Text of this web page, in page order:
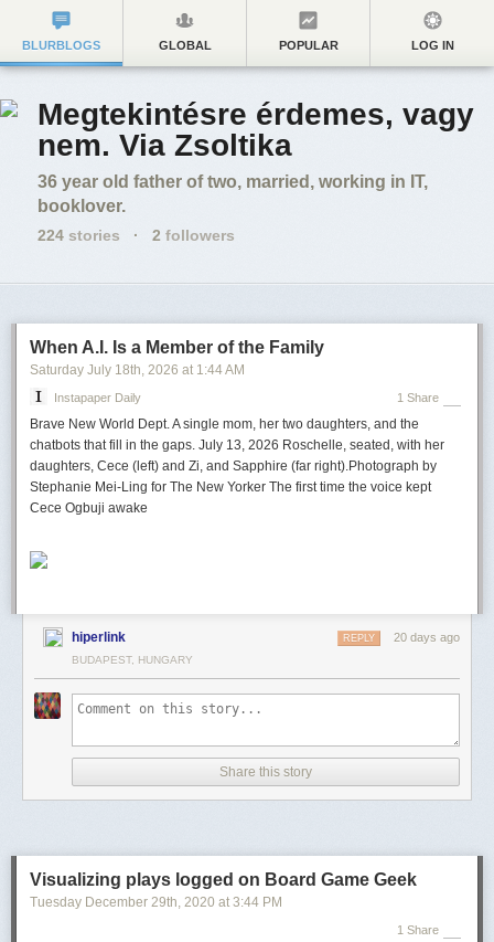
BLURBLOGS GLOBAL POPULAR LOG IN
Megtekintésre érdemes, vagy
nem. Via Zsoltika
36 year old father of two, married, working in IT,
booklover.
224 stories · 2 followers
When A.I. Is a Member of the Family
Saturday July 18th, 2026 at 1:44 AM
Instapaper Daily 1 Share
Brave New World Dept. A single mom, her two daughters, and the
chatbots that fill in the gaps. July 13, 2026 Roschelle, seated, with her
daughters, Cece (left) and Zi, and Sapphire (far right).Photograph by
Stephanie Mei-Ling for The New Yorker The first time the voice kept
Cece Ogbuji awake
hiperlink 20 days ago
REPLY
BUDAPEST, HUNGARY
Share this story
Visualizing plays logged on Board Game Geek
Tuesday December 29th, 2020 at 3:44 PM
1 Share